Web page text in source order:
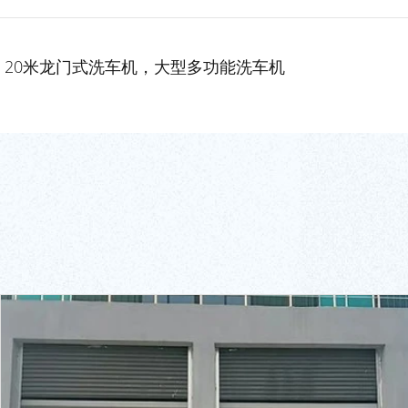
20米龙门式洗车机，大型多功能洗车机